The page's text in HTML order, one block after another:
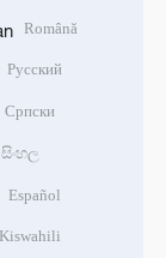
Română
Русский
Српски
සිංහල
Español
Kiswahili